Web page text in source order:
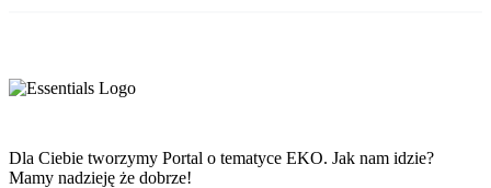
Dla Ciebie tworzymy Portal o tematyce EKO. Jak nam idzie?
Mamy nadzieję że dobrze!